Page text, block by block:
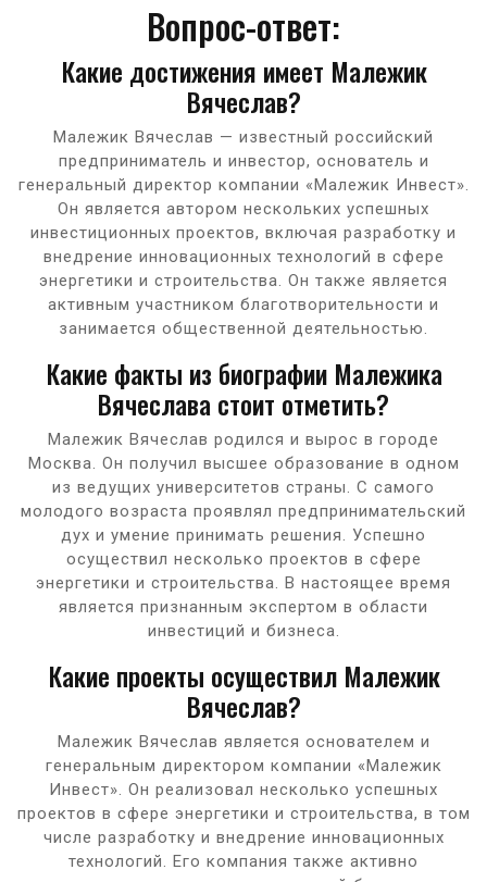
Вопрос-ответ:
Какие достижения имеет Малежик
Вячеслав?
Малежик Вячеслав — известный российский
предприниматель и инвестор, основатель и
генеральный директор компании «Малежик Инвест».
Он является автором нескольких успешных
инвестиционных проектов, включая разработку и
внедрение инновационных технологий в сфере
энергетики и строительства. Он также является
активным участником благотворительности и
занимается общественной деятельностью.
Какие факты из биографии Малежика
Вячеслава стоит отметить?
Малежик Вячеслав родился и вырос в городе
Москва. Он получил высшее образование в одном
из ведущих университетов страны. С самого
молодого возраста проявлял предпринимательский
дух и умение принимать решения. Успешно
осуществил несколько проектов в сфере
энергетики и строительства. В настоящее время
является признанным экспертом в области
инвестиций и бизнеса.
Какие проекты осуществил Малежик
Вячеслав?
Малежик Вячеслав является основателем и
генеральным директором компании «Малежик
Инвест». Он реализовал несколько успешных
проектов в сфере энергетики и строительства, в том
числе разработку и внедрение инновационных
технологий. Его компания также активно